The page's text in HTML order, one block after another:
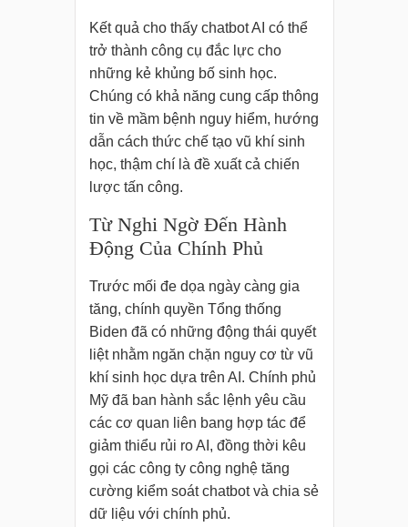
Kết quả cho thấy chatbot AI có thể
trở thành công cụ đắc lực cho
những kẻ khủng bố sinh học.
Chúng có khả năng cung cấp thông
tin về mầm bệnh nguy hiểm, hướng
dẫn cách thức chế tạo vũ khí sinh
học, thậm chí là đề xuất cả chiến
lược tấn công.
Từ Nghi Ngờ Đến Hành
Động Của Chính Phủ
Trước mối đe dọa ngày càng gia
tăng, chính quyền Tổng thống
Biden đã có những động thái quyết
liệt nhằm ngăn chặn nguy cơ từ vũ
khí sinh học dựa trên AI. Chính phủ
Mỹ đã ban hành sắc lệnh yêu cầu
các cơ quan liên bang hợp tác để
giảm thiểu rủi ro AI, đồng thời kêu
gọi các công ty công nghệ tăng
cường kiểm soát chatbot và chia sẻ
dữ liệu với chính phủ.